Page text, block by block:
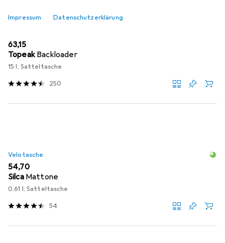
Impressum Datenschutzerklärung
EUR
63,15
Topeak Backloader
15 l, Satteltasche
250
Velotasche
EUR
54,70
Silca Mattone
0.61 l, Satteltasche
54